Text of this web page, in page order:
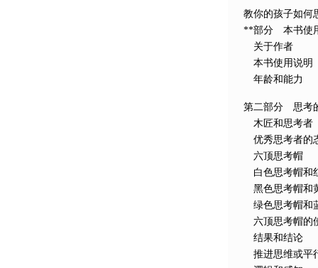
教你的孩子如何
**部分 本书使
关于作者
本书使用说明
年龄和能力
第二部分 思考
木匠和思考者
优秀思考者的
六顶思考帽
白色思考帽和
黑色思考帽和
绿色思考帽和
六顶思考帽的
结果和结论
推进思维或平